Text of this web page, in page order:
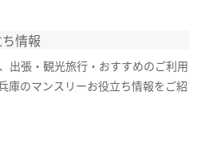
情報
出張・観光旅行・おすすめのご利用
庫のマンスリーお役立ち情報をご紹